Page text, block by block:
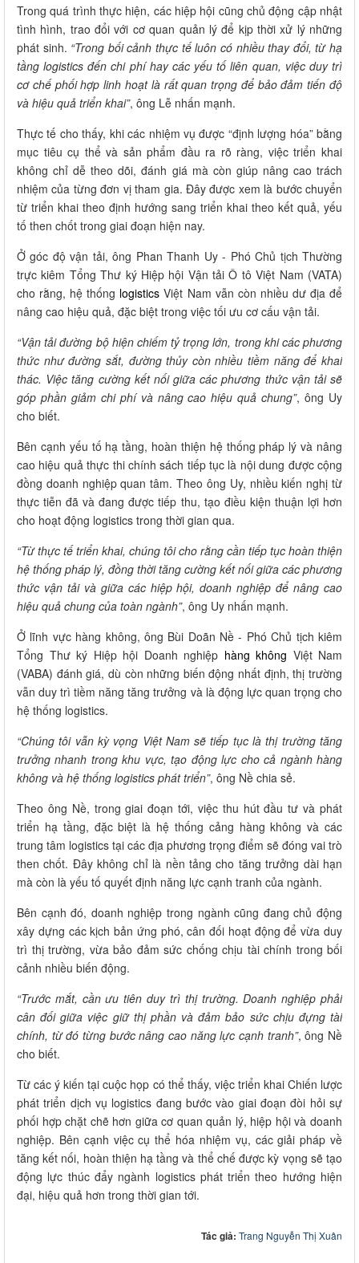
Trong quá trình thực hiện, các hiệp hội cũng chủ động cập nhật
tình hình, trao đổi với cơ quan quản lý để kịp thời xử lý những
phát sinh. “Trong bối cảnh thực tế luôn có nhiều thay đổi, từ hạ
tầng logistics đến chi phí hay các yếu tố liên quan, việc duy trì
cơ chế phối hợp linh hoạt là rất quan trọng để bảo đảm tiến độ
và hiệu quả triển khai”, ông Lễ nhấn mạnh.
Thực tế cho thấy, khi các nhiệm vụ được “định lượng hóa” bằng
mục tiêu cụ thể và sản phẩm đầu ra rõ ràng, việc triển khai
không chỉ dễ theo dõi, đánh giá mà còn giúp nâng cao trách
nhiệm của từng đơn vị tham gia. Đây được xem là bước chuyển
từ triển khai theo định hướng sang triển khai theo kết quả, yếu
tố then chốt trong giai đoạn hiện nay.
Ở góc độ vận tải, ông Phan Thanh Uy - Phó Chủ tịch Thường
trực kiêm Tổng Thư ký Hiệp hội Vận tải Ô tô Việt Nam (VATA)
cho rằng, hệ thống logistics Việt Nam vẫn còn nhiều dư địa để
nâng cao hiệu quả, đặc biệt trong việc tối ưu cơ cấu vận tải.
“Vận tải đường bộ hiện chiếm tỷ trọng lớn, trong khi các phương
thức như đường sắt, đường thủy còn nhiều tiềm năng để khai
thác. Việc tăng cường kết nối giữa các phương thức vận tải sẽ
góp phần giảm chi phí và nâng cao hiệu quả chung”, ông Uy
cho biết.
Bên cạnh yếu tố hạ tầng, hoàn thiện hệ thống pháp lý và nâng
cao hiệu quả thực thi chính sách tiếp tục là nội dung được cộng
đồng doanh nghiệp quan tâm. Theo ông Uy, nhiều kiến nghị từ
thực tiễn đã và đang được tiếp thu, tạo điều kiện thuận lợi hơn
cho hoạt động logistics trong thời gian qua.
“Từ thực tế triển khai, chúng tôi cho rằng cần tiếp tục hoàn thiện
hệ thống pháp lý, đồng thời tăng cường kết nối giữa các phương
thức vận tải và giữa các hiệp hội, doanh nghiệp để nâng cao
hiệu quả chung của toàn ngành”, ông Uy nhấn mạnh.
Ở lĩnh vực hàng không, ông Bùi Doãn Nề - Phó Chủ tịch kiêm
Tổng Thư ký Hiệp hội Doanh nghiệp hàng không Việt Nam
(VABA) đánh giá, dù còn những biến động nhất định, thị trường
vẫn duy trì tiềm năng tăng trưởng và là động lực quan trọng cho
hệ thống logistics.
“Chúng tôi vẫn kỳ vọng Việt Nam sẽ tiếp tục là thị trường tăng
trưởng nhanh trong khu vực, tạo động lực cho cả ngành hàng
không và hệ thống logistics phát triển”, ông Nề chia sẻ.
Theo ông Nề, trong giai đoạn tới, việc thu hút đầu tư và phát
triển hạ tầng, đặc biệt là hệ thống cảng hàng không và các
trung tâm logistics tại các địa phương trọng điểm sẽ đóng vai trò
then chốt. Đây không chỉ là nền tảng cho tăng trưởng dài hạn
mà còn là yếu tố quyết định năng lực cạnh tranh của ngành.
Bên cạnh đó, doanh nghiệp trong ngành cũng đang chủ động
xây dựng các kịch bản ứng phó, cân đối hoạt động để vừa duy
trì thị trường, vừa bảo đảm sức chống chịu tài chính trong bối
cảnh nhiều biến động.
“Trước mắt, cần ưu tiên duy trì thị trường. Doanh nghiệp phải
cân đối giữa việc giữ thị phần và đảm bảo sức chịu đựng tài
chính, từ đó từng bước nâng cao năng lực cạnh tranh”, ông Nề
cho biết.
Từ các ý kiến tại cuộc họp có thể thấy, việc triển khai Chiến lược
phát triển dịch vụ logistics đang bước vào giai đoạn đòi hỏi sự
phối hợp chặt chẽ hơn giữa cơ quan quản lý, hiệp hội và doanh
nghiệp. Bên cạnh việc cụ thể hóa nhiệm vụ, các giải pháp về
tăng kết nối, hoàn thiện hạ tầng và thể chế được kỳ vọng sẽ tạo
động lực thúc đẩy ngành logistics phát triển theo hướng hiện
đại, hiệu quả hơn trong thời gian tới.
Tác giả: Trang Nguyễn Thị Xuân